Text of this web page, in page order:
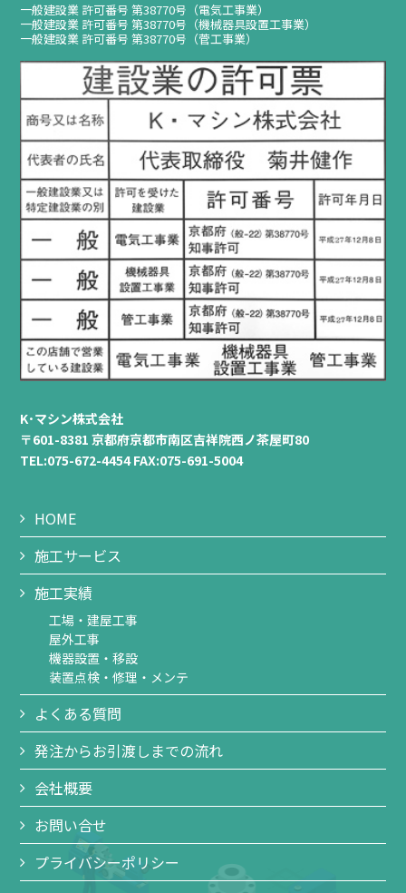
一般建設業 許可番号 第38770号（電気工事業）
一般建設業 許可番号 第38770号（機械器具設置工事業）
一般建設業 許可番号 第38770号（菅工事業）
K･マシン株式会社
〒601-8381 京都府京都市南区吉祥院西ノ茶屋町80
TEL:075-672-4454 FAX:075-691-5004
HOME
施工サービス
施工実績
工場・建屋工事
屋外工事
機器設置・移設
装置点検・修理・メンテ
よくある質問
発注からお引渡しまでの流れ
会社概要
お問い合せ
プライバシーポリシー